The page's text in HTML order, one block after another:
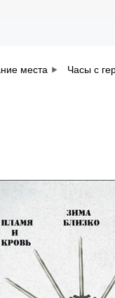
места Часы с